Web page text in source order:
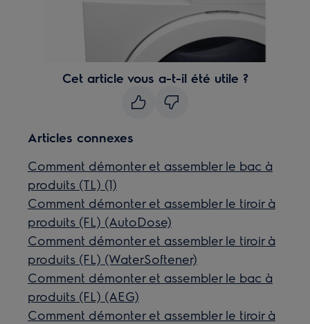
Cet article vous a-t-il été utile ?
Articles connexes
Comment démonter et assembler le bac à
produits (TL) (1)
Comment démonter et assembler le tiroir à
produits (FL) (AutoDose)
Comment démonter et assembler le tiroir à
produits (FL) (WaterSoftener)
Comment démonter et assembler le bac à
produits (FL) (AEG)
Comment démonter et assembler le tiroir à